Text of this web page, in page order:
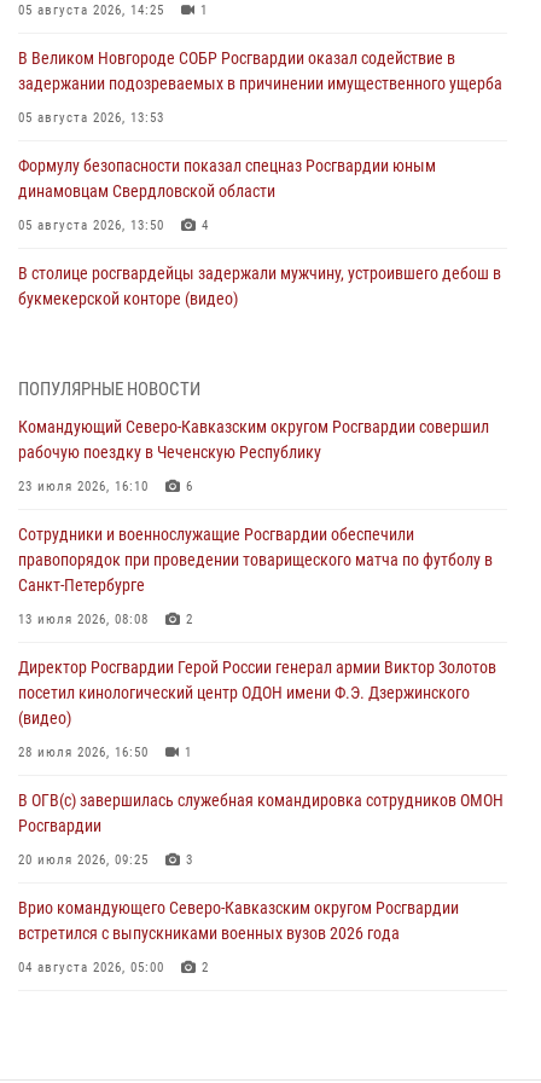
05 августа 2026, 14:25 1
В Великом Новгороде СОБР Росгвардии оказал содействие в
задержании подозреваемых в причинении имущественного ущерба
05 августа 2026, 13:53
Формулу безопасности показал спецназ Росгвардии юным
динамовцам Свердловской области
05 августа 2026, 13:50 4
В столице росгвардейцы задержали мужчину, устроившего дебош в
букмекерской конторе (видео)
В Удмуртии при силовой поддержке спецназа Росгвардии
оздоровительных услуг (видео)
05 августа 2026, 13:20
посетили мастер-класс по художественной гимнастике
05 августа 2026, 13:00 3
Офицеры Росгвардии и ветераны войск правопорядка почтили
05 августа 2026, 12:40
Росгвардейцы приняли участие в акции «Волна памяти»,
посвящённой 83‑й годовщине освобождения Белгорода от
05 августа 2026, 12:13
ПОПУЛЯРНЫЕ НОВОСТИ
Командующий Северо-Кавказским округом Росгвардии совершил
рабочую поездку в Чеченскую Республику
23 июля 2026, 16:10 6
Сотрудники и военнослужащие Росгвардии обеспечили
правопорядок при проведении товарищеского матча по футболу в
Санкт-Петербурге
13 июля 2026, 08:08 2
Директор Росгвардии Герой России генерал армии Виктор Золотов
посетил кинологический центр ОДОН имени Ф.Э. Дзержинского
(видео)
28 июля 2026, 16:50 1
В ОГВ(с) завершилась служебная командировка сотрудников ОМОН
Росгвардии
20 июля 2026, 09:25 3
Врио командующего Северо-Кавказским округом Росгвардии
встретился с выпускниками военных вузов 2026 года
04 августа 2026, 05:00 2